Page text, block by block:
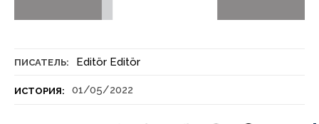
ПИСАТЕЛЬ: Editör Editör
ИСТОРИЯ: 01/05/2022